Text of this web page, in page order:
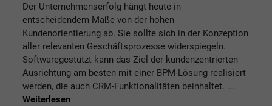
Der Unternehmenserfolg hängt heute in
entscheidendem Maße von der hohen
Kundenorientierung ab. Sie sollte sich in der Konzeption
aller relevanten Geschäftsprozesse widerspiegeln.
Softwaregestützt kann das Ziel der kundenzentrierten
Ausrichtung am besten mit einer BPM-Lösung realisiert
werden, die auch CRM-Funktionalitäten beinhaltet. ...
Weiterlesen